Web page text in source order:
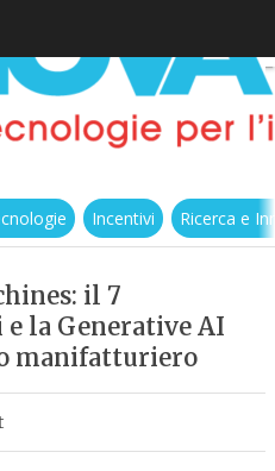
Incentivi Ricerca e
il 7
la Generative AI
manifatturiero